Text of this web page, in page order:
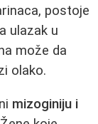
postoje
ulazak u
može da
olako.
mizoginiju i